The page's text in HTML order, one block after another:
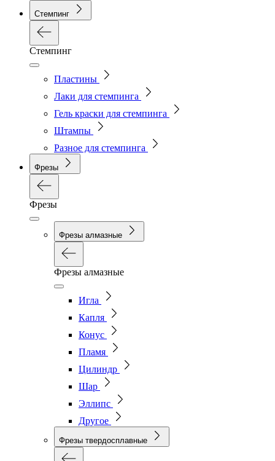
Стемпинг
Стемпинг
Пластины
Лаки для стемпинга
Гель краски для стемпинга
Штампы
Разное для стемпинга
Фрезы
Фрезы
Фрезы алмазные
Фрезы алмазные
Игла
Капля
Конус
Пламя
Цилиндр
Шар
Эллипс
Другое
Фрезы твердосплавные